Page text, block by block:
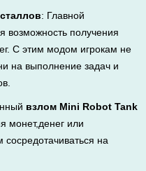
: Главной
возможность получения
С этим модом игрокам не
на выполнение задач и
взлом Mini Robot Tank
монет,денег или
сосредотачиваться на